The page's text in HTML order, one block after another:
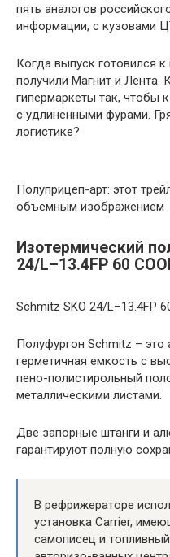
пять аналогов
информации, с кузовами
Когда выпуск готовился
получили Магнит и Лента.
гипермаркеты так, чтобы
с удлиненными фурами.
логистике?
Полуприцеп-арт: этот
объемным изображением
Изотермический
24/L–13.4FP 60
Schmitz SKO 24/L–13.4FP 60
Полуфургон Schmitz –
герметичная емкость с
пено-полистирольный
металлическими листами.
Две запорные штанги и
гарантируют полную
В рефрижераторе
установка Carrier,
самописец и